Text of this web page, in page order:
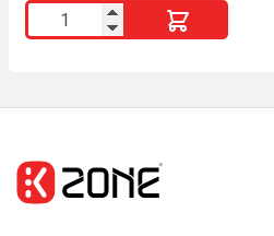
quantité
de
"TRES
DOUX"